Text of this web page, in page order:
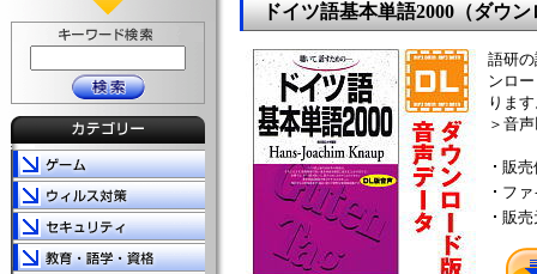
ドイツ語基本単語2000（ダウ
語研
ンロ
りま
＞音
販売
フ
販売